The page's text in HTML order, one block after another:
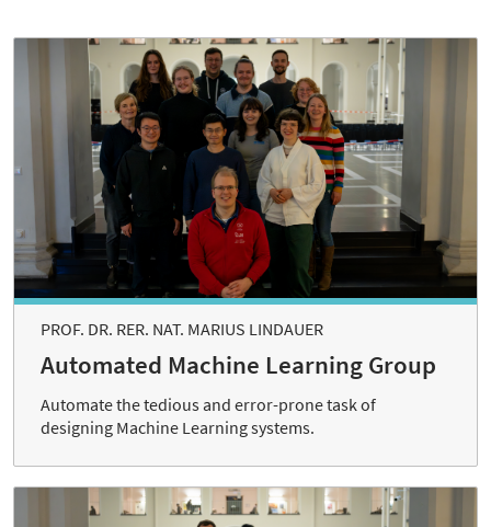
PROF. DR. RER. NAT. MARIUS LINDAUER
Automated Machine Learning Group
Automate the tedious and error-prone task of
designing Machine Learning systems.